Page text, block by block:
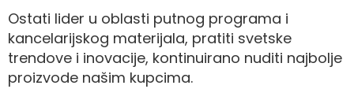
Ostati lider u oblasti putnog programa i
kancelarijskog materijala, pratiti svetske
trendove i inovacije, kontinuirano nuditi najbolje
proizvode našim kupcima.